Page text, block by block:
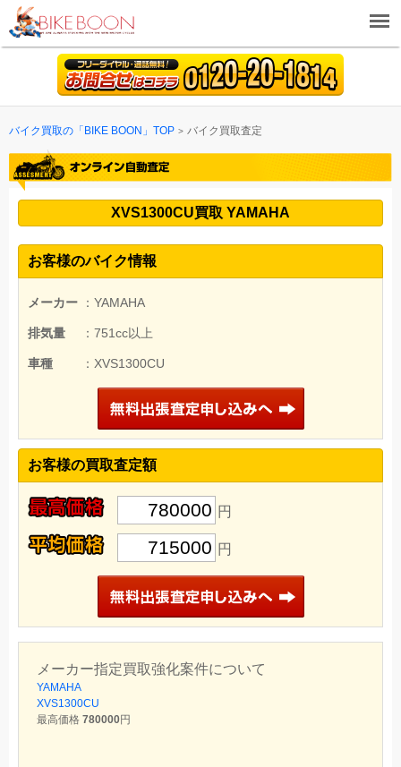
バイク買取の「BIKE BOON」TOP バイク買取査定
XVS1300CU買取 YAMAHA
お客様のバイク情報
メーカー ：YAMAHA
排気量 ：751cc以上
車種 ：XVS1300CU
お客様の買取査定額
780000 円
715000 円
メーカー指定買取強化案件について
YAMAHA
XVS1300CU
最高価格 780000円